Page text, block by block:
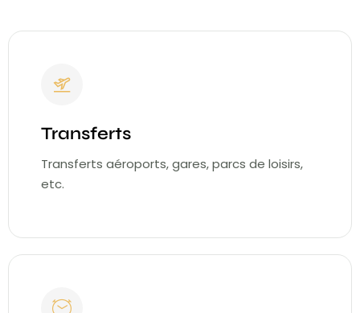
Transferts
Transferts aéroports, gares, parcs de loisirs,
etc.